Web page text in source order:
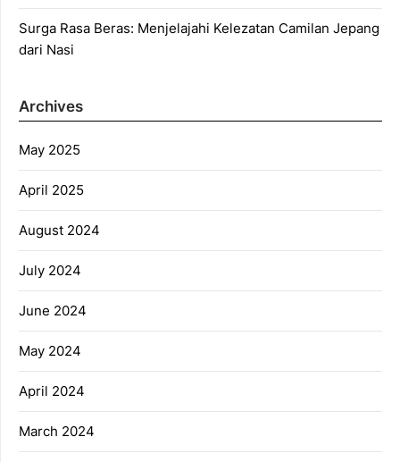
Surga Rasa Beras: Menjelajahi Kelezatan Camilan Jepang
dari Nasi
Archives
May 2025
April 2025
August 2024
July 2024
June 2024
May 2024
April 2024
March 2024